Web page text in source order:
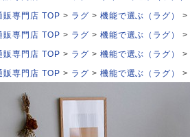
販専門店 TOP
ラグ 機能で選ぶ（ラグ）
販専門店 TOP
ラグ 機能で選ぶ（ラグ）
販専門店 TOP
ラグ 機能で選ぶ（ラグ）
販専門店 TOP
ラグ 機能で選ぶ（ラグ）